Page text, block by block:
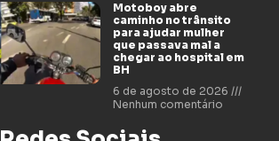
Motoboy abre
caminho no trânsito
para ajudar mulher
que passava mal a
chegar ao hospital em
BH
6 de agosto de 2026
Nenhum comentário